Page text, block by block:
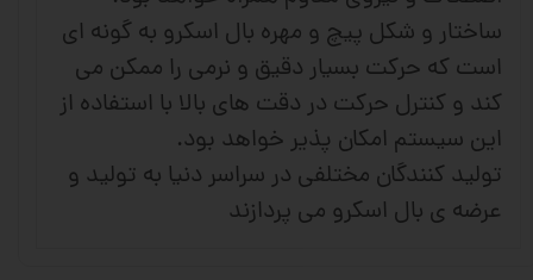
ساختار و شکل پیچ و مهره بال اسکرو به گونه ای
است که حرکت بسیار دقیق و نرمی را ممکن می
کند و کنترل حرکت در دقت های بالا با استفاده از
این سیستم امکان پذیر خواهد بود.
تولید کنندگان مختلفی در سراسر دنیا به تولید و
عرضه ی بال اسکرو می پردازند